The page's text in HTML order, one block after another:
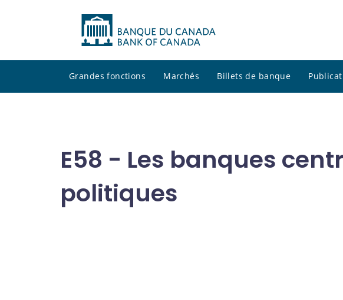
Grandes fonctions Marchés Billets de banque
E58 - Les banques
politiques